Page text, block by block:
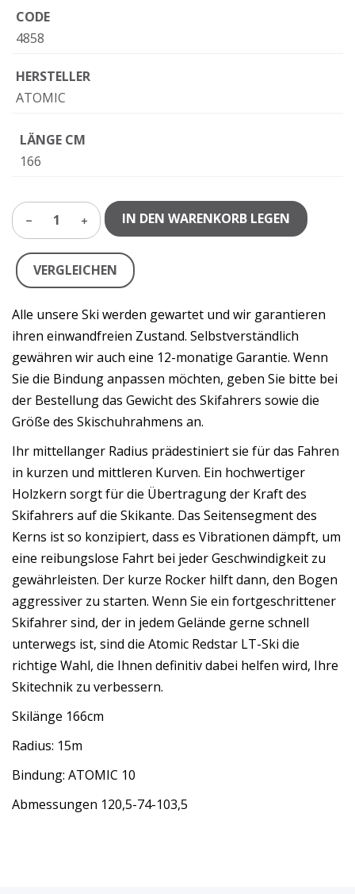
CODE
4858
HERSTELLER
ATOMIC
LÄNGE CM
166
1 IN DEN WARENKORB LEGEN
VERGLEICHEN
Alle unsere Ski werden gewartet und wir garantieren
ihren einwandfreien Zustand. Selbstverständlich
gewähren wir auch eine 12-monatige Garantie. Wenn
Sie die Bindung anpassen möchten, geben Sie bitte bei
der Bestellung das Gewicht des Skifahrers sowie die
Größe des Skischuhrahmens an.
Ihr mittellanger Radius prädestiniert sie für das Fahren
in kurzen und mittleren Kurven. Ein hochwertiger
Holzkern sorgt für die Übertragung der Kraft des
Skifahrers auf die Skikante. Das Seitensegment des
Kerns ist so konzipiert, dass es Vibrationen dämpft, um
eine reibungslose Fahrt bei jeder Geschwindigkeit zu
gewährleisten. Der kurze Rocker hilft dann, den Bogen
aggressiver zu starten. Wenn Sie ein fortgeschrittener
Skifahrer sind, der in jedem Gelände gerne schnell
unterwegs ist, sind die Atomic Redstar LT-Ski die
richtige Wahl, die Ihnen definitiv dabei helfen wird, Ihre
Skitechnik zu verbessern.
Skilänge 166cm
Radius: 15m
Bindung: ATOMIC 10
Abmessungen 120,5-74-103,5